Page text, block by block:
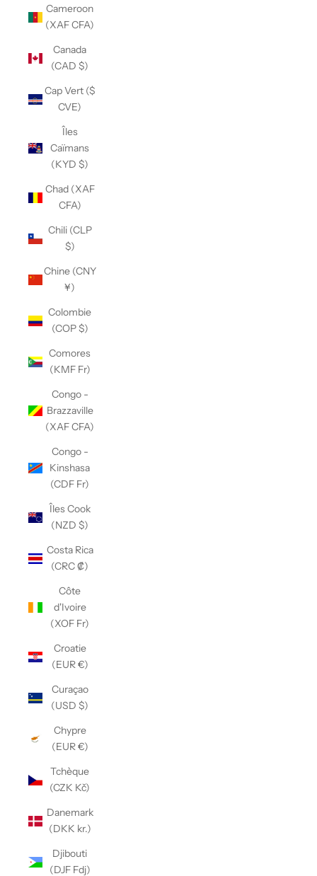
Cameroon
(XAF CFA)
Canada
(CAD $)
Cap Vert ($
CVE)
Îles
Caïmans
(KYD $)
Chad (XAF
CFA)
Chili (CLP
$)
Chine (CNY
¥)
Colombie
(COP $)
Comores
(KMF Fr)
Congo -
Brazzaville
(XAF CFA)
Congo -
Kinshasa
(CDF Fr)
Îles Cook
(NZD $)
Costa Rica
(CRC ₡)
Côte
d'Ivoire
(XOF Fr)
Croatie
(EUR €)
Curaçao
(USD $)
Chypre
(EUR €)
Tchèque
(CZK Kč)
Danemark
(DKK kr.)
Djibouti
(DJF Fdj)